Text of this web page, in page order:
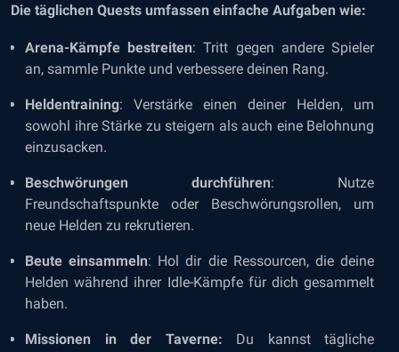
Die täglichen Quests umfassen einfache Aufgaben wie:
Arena-Kämpfe bestreiten: Tritt gegen andere Spieler
an, sammle Punkte und verbessere deinen Rang.
Heldentraining: Verstärke einen deiner Helden, um
sowohl ihre Stärke zu steigern als auch eine Belohnung
einzusacken.
Beschwörungen durchführen: Nutze
Freundschaftspunkte oder Beschwörungsrollen, um
neue Helden zu rekrutieren.
Beute einsammeln: Hol dir die Ressourcen, die deine
Helden während ihrer Idle-Kämpfe für dich gesammelt
haben.
Missionen in der Taverne: Du kannst tägliche